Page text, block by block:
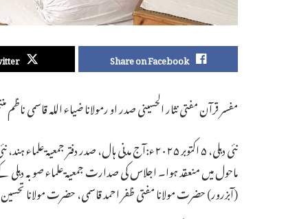
Share on Facebook
مفسر قرآن مفتی نثار الحسینی صدر او رمولانا ضیاء اللہ قاسمی
نئی دہلی، ۵ اکتوبر ۲۰۲۵ء:آج مدنی ہال، صدر دفتر
ماحول میں منعقد ہوا۔ اجلاس کی صدارت جمعیۃ علماء صوبہ
(آبزرور) حضرت مولانا مفتی ظفر احمد قاسمی، حضرت